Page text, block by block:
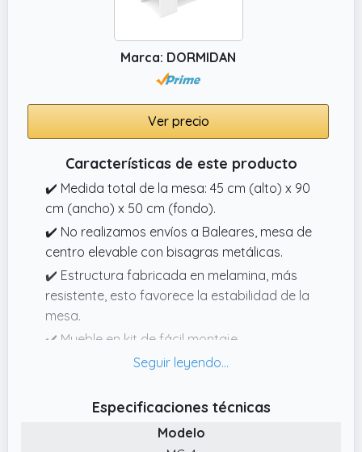
Marca: DORMIDAN
Ver precio
Características de este producto
✔️ Medida total de la mesa: 45 cm (alto) x 90
cm (ancho) x 50 cm (fondo).
✔️ No realizamos envíos a Baleares, mesa de
centro elevable con bisagras metálicas.
✔️ Estructura fabricada en melamina, más
resistente, esto favorece la estabilidad de la
mesa.
✔️ Mueble en kit de fácil montaje,
instrucciones de montaje, no incluye
transportes le entregará el pedido a pie de
calle, en el portal de su domicilio, deberá
estar preparado el día de la entrega para
Especificaciones técnicas
Modelo